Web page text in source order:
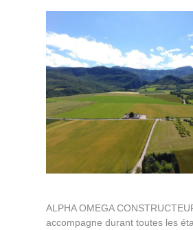
ALPHA OMEGA
accompagne durant toutes les